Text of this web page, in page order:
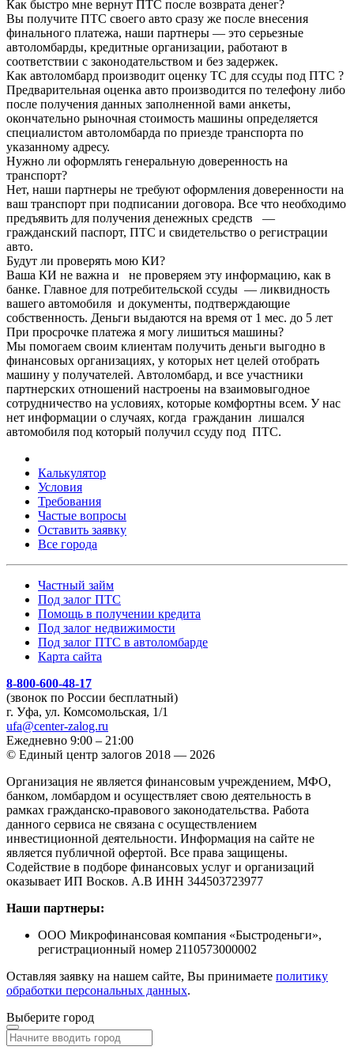
Как быстро мне вернут ПТС после возврата денег?
Вы получите ПТС своего авто сразу же после внесения
финального платежа, наши партнеры — это серьезные
автоломбарды, кредитные организации, работают в
соответствии с законодательством и без задержек.
Как автоломбард производит оценку ТС для ссуды под ПТС ?
Предварительная оценка авто производится по телефону либо
после получения данных заполненной вами анкеты,
окончательно рыночная стоимость машины определяется
специалистом автоломбарда по приезде транспорта по
указанному адресу.
Нужно ли оформлять генеральную доверенность на
транспорт?
Нет, наши партнеры не требуют оформления доверенности на
ваш транспорт при подписании договора. Все что необходимо
предъявить для получения денежных средств —
гражданский паспорт, ПТС и свидетельство о регистрации
авто.
Будут ли проверять мою КИ?
Ваша КИ не важна и не проверяем эту информацию, как в
банке. Главное для потребительской ссуды — ликвидность
вашего автомобиля и документы, подтверждающие
собственность. Деньги выдаются на время от 1 мес. до 5 лет
При просрочке платежа я могу лишиться машины?
Мы помогаем своим клиентам получить деньги выгодно в
финансовых организациях, у которых нет целей отобрать
машину у получателей. Автоломбард, и все участники
партнерских отношений настроены на взаимовыгодное
сотрудничество на условиях, которые комфортны всем. У нас
нет информации о случаях, когда гражданин лишался
автомобиля под который получил ссуду под ПТС.
Калькулятор
Условия
Требования
Частые вопросы
Оставить заявку
Все города
Частный займ
Под залог ПТС
Помощь в получении кредита
Под залог недвижимости
Под залог ПТС в автоломбарде
Карта сайта
8-800-600-48-17
(звонок по России бесплатный)
г. Уфа, ул. Комсомольская, 1/1
ufa@center-zalog.ru
Ежедневно 9:00 – 21:00
© Единый центр залогов 2018 — 2026
Организация не является финансовым учреждением, МФО,
банком, ломбардом и осуществляет свою деятельность в
рамках гражданско-правового законодательства. Работа
данного сервиса не связана с осуществлением
инвестиционной деятельности. Информация на сайте не
является публичной офертой. Все права защищены.
Содействие в подборе финансовых услуг и организаций
оказывает ИП Восков. А.В ИНН 344503723977
Наши партнеры:
ООО Микрофинансовая компания «Быстроденьги»,
регистрационный номер 2110573000002
Оставляя заявку на нашем сайте, Вы принимаете политику
обработки персональных данных.
Выберите город